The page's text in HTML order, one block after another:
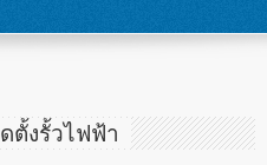
ตั้งรั้วไฟฟ้า